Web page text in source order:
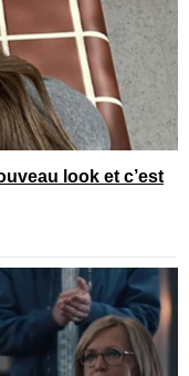
look et c’est